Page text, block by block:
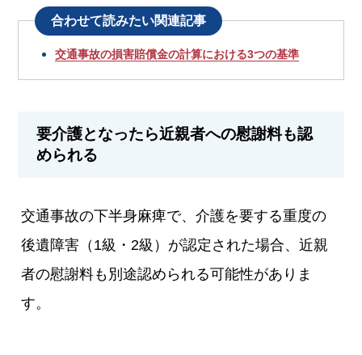
合わせて読みたい関連記事
交通事故の損害賠償金の計算における3つの基準
要介護となったら近親者への慰謝料も認
められる
交通事故の下半身麻痺で、介護を要する重度の
後遺障害（1級・2級）が認定された場合、近親
者の慰謝料も別途認められる可能性がありま
す。